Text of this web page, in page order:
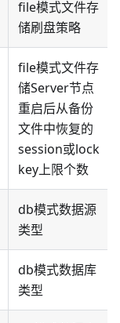
file模式文件存
储刷盘策略
file模式文件存
储Server节点
重启后从备份
文件中恢复的
session或lock
key上限个数
db模式数据源
类型
db模式数据库
类型